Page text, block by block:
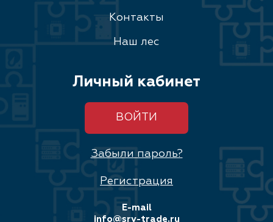
Контакты
Наш лес
Личный кабинет
ВОЙТИ
Забыли пароль?
Регистрация
E-mail
info@srv-trade.ru